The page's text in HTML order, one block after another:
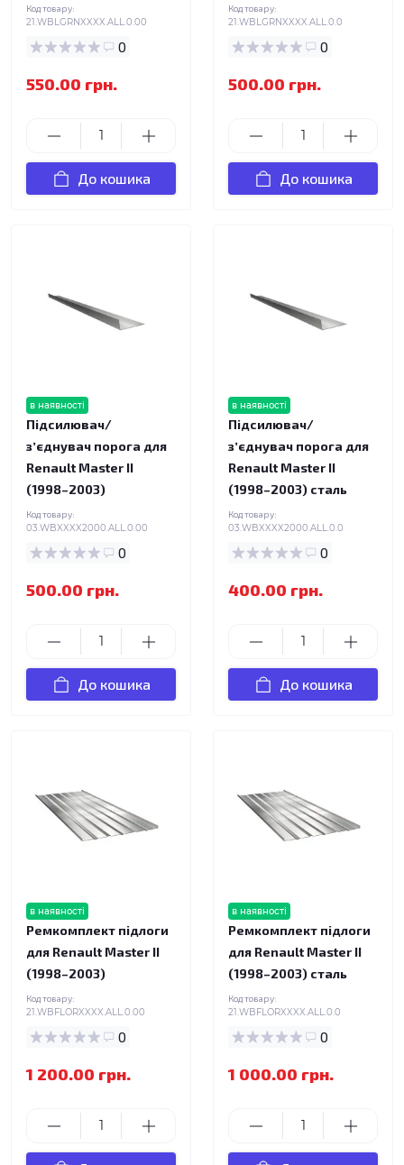
Код товару:
21.WBLGRNXXXX.ALL.0.00
0
550.00 грн.
До кошика
Код товару:
21.WBLGRNXXXX.ALL.0.0
0
500.00 грн.
До кошика
в наявності
Підсилювач/
зʼєднувач порога для
Renault Master II
(1998–2003)
Код товару:
03.WBXXXX2000.ALL.0.00
0
500.00 грн.
До кошика
в наявності
Підсилювач/
зʼєднувач порога для
Renault Master II
(1998–2003) сталь
Код товару:
03.WBXXXX2000.ALL.0.0
0
400.00 грн.
До кошика
в наявності
Ремкомплект підлоги
для Renault Master II
(1998–2003)
Код товару:
21.WBFLORXXXX.ALL.0.00
0
1 200.00 грн.
в наявності
Ремкомплект підлоги
для Renault Master II
(1998–2003) сталь
Код товару:
21.WBFLORXXXX.ALL.0.0
0
1 000.00 грн.